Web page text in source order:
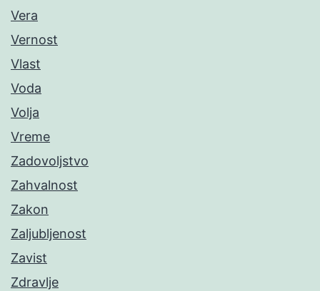
Vera
Vernost
Vlast
Voda
Volja
Vreme
Zadovoljstvo
Zahvalnost
Zakon
Zaljubljenost
Zavist
Zdravlje